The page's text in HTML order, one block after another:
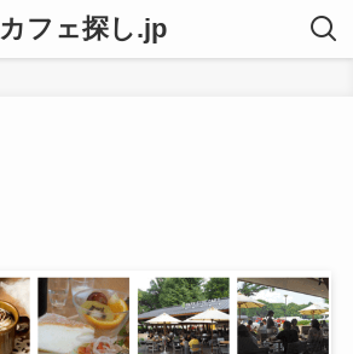
カフェ探し.jp